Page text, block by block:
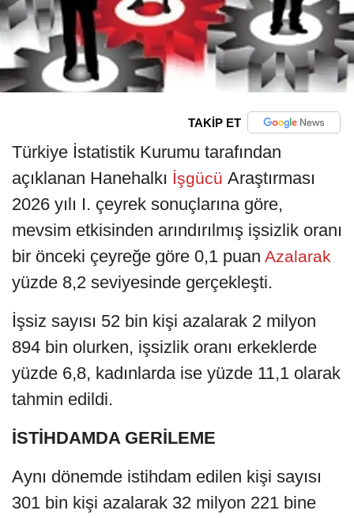
TAKİP ET
Türkiye İstatistik Kurumu tarafından
açıklanan Hanehalkı İşgücü Araştırması
2026 yılı I. çeyrek sonuçlarına göre,
mevsim etkisinden arındırılmış işsizlik oranı
bir önceki çeyreğe göre 0,1 puan Azalarak
yüzde 8,2 seviyesinde gerçekleşti.
İşsiz sayısı 52 bin kişi azalarak 2 milyon
894 bin olurken, işsizlik oranı erkeklerde
yüzde 6,8, kadınlarda ise yüzde 11,1 olarak
tahmin edildi.
İSTİHDAMDA GERİLEME
Aynı dönemde istihdam edilen kişi sayısı
301 bin kişi azalarak 32 milyon 221 bine